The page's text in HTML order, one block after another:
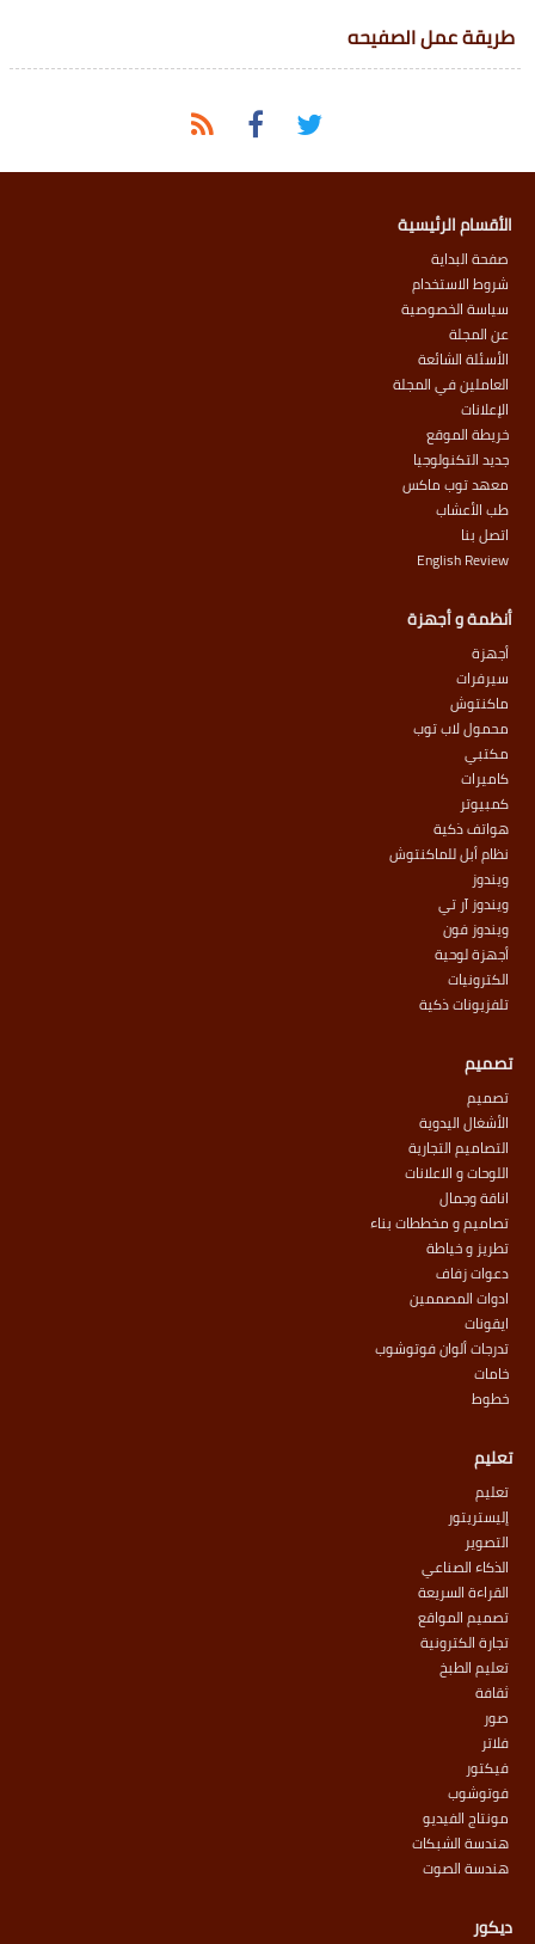
طريقة عمل الصفيحه
الأقسام الرئيسية
صفحة البداية
شروط الاستخدام
سياسة الخصوصية
عن المجلة
الأسئلة الشائعة
العاملين في المجلة
الإعلانات
خريطة الموقع
جديد التكنولوجيا
معهد توب ماكس
طب الأعشاب
اتصل بنا
English Review
أنظمة و أجهزة
أجهزة
سيرفرات
ماكنتوش
محمول لاب توب
مكتبي
كاميرات
كمبيوتر
هواتف ذكية
نظام أبل للماكنتوش
ويندوز
ويندوز آر تي
ويندوز فون
أجهزة لوحية
الكترونيات
تلفزيونات ذكية
تصميم
تصميم
الأشغال اليدوية
التصاميم التجارية
اللوحات و الاعلانات
اناقة وجمال
تصاميم و مخططات بناء
تطريز و خياطة
دعوات زفاف
ادوات المصممين
ايقونات
تدرجات ألوان فوتوشوب
خامات
خطوط
تعليم
تعليم
إليستريتور
التصوير
الذكاء الصناعي
القراءة السريعة
تصميم المواقع
تجارة الكترونية
تعليم الطبخ
ثقافة
صور
فلاتر
فيكتور
فوتوشوب
مونتاج الفيديو
هندسة الشبكات
هندسة الصوت
ديكور